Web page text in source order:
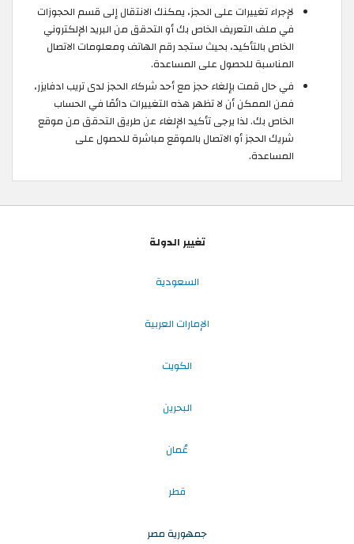
لإجراء تغييرات على الحجز، يمكنك الانتقال إلى قسم الحجوزات
في ملف التعريف الخاص بك أو التحقق من البريد الإلكتروني
الخاص بالتأكيد، بحيث ستجد رقم الهاتف ومعلومات الاتصال
المناسبة للحصول على المساعدة.
في حال قمت بإلغاء حجز مع أحد شركاء الحجز لدى تريب ادفايزر،
فمن الممكن أن لا تظهر هذه التغييرات دائمًا في الحساب
الخاص بك. لذا يرجى تأكيد الإلغاء عن طريق التحقق من موقع
شريك الحجز أو الاتصال بالموقع مباشرة للحصول على
المساعدة.
تغيير الدولة
السعودية
الإمارات العربية
الكويت
البحرين
عُمان
قطر
جمهورية مصر